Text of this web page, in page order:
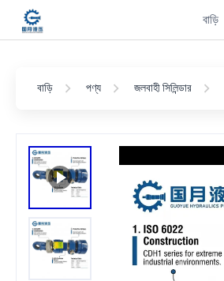
বাড়ি
বাড়ি পণ্য জলবাহী সিলিন্ডার